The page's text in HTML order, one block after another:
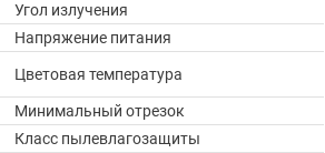
Угол излучения
Напряжение питания
Цветовая температура
Минимальный отрезок
Класс пылевлагозащиты